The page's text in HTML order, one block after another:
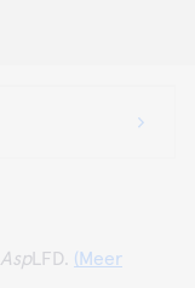
Asp LFD. (Meer